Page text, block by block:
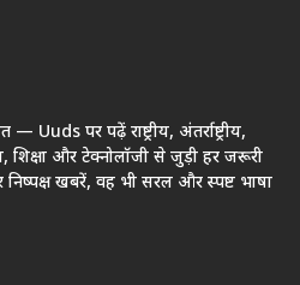
— Uuds पर पढ़ें राष्ट्रीय, अंतर्राष्ट्रीय,
शिक्षा और टेक्नोलॉजी से जुड़ी हर जरूरी
खबरें, वह भी सरल और स्पष्ट भाषा